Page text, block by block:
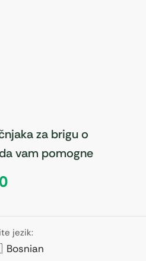
za brigu o
vam pomogne
jezik:
Bosnian